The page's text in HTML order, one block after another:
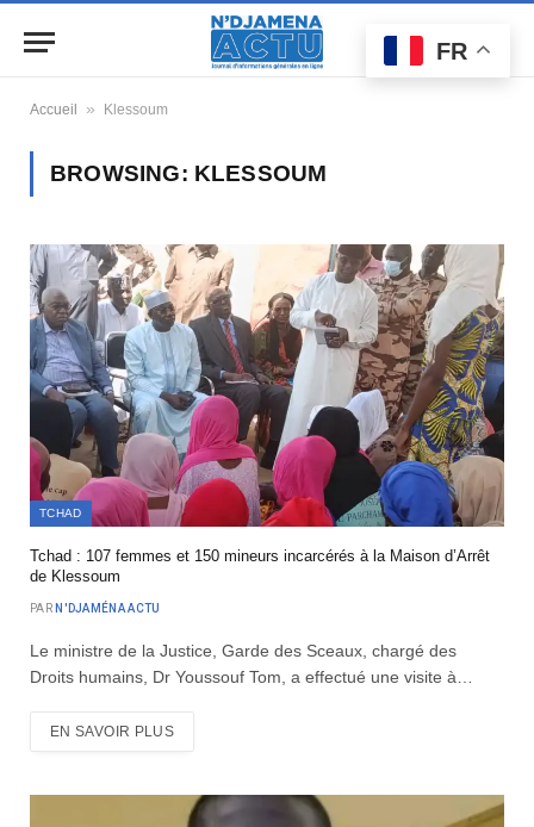
Accueil » Klessoum
BROWSING: KLESSOUM
TCHAD
Tchad : 107 femmes et 150 mineurs incarcérés à la Maison d’Arrêt
de Klessoum
PAR N'DJAMÉNA ACTU
Le ministre de la Justice, Garde des Sceaux, chargé des
Droits humains, Dr Youssouf Tom, a effectué une visite à…
EN SAVOIR PLUS
FR